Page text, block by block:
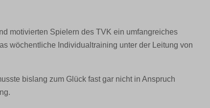
motivierten Spielern des TVK ein umfangreiches
wöchentliche Individualtraining unter der Leitung von
bislang zum Glück fast gar nicht in Anspruch